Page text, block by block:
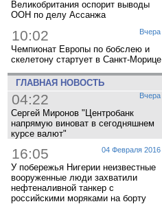
Великобритания оспорит выводы
ООН по делу Ассанжа
Вчера
10:02
Чемпионат Европы по бобслею и
скелетону стартует в Санкт-Морице
ГЛАВНАЯ НОВОСТЬ
Вчера
04:22
Сергей Миронов "Центробанк
напрямую виноват в сегодняшнем
курсе валют"
04 Февраля 2016
16:05
У побережья Нигерии неизвестные
вооруженные люди захватили
нефтеналивной танкер с
российскими моряками на борту